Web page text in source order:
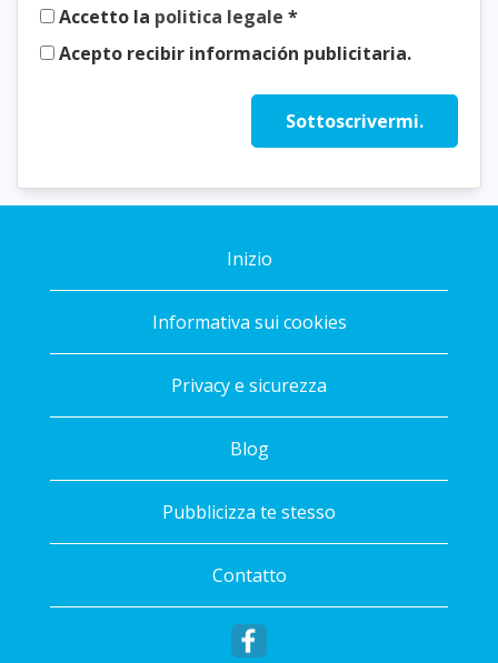
Accetto la politica legale *
Acepto recibir información publicitaria.
Sottoscrivermi.
Inizio
Informativa sui cookies
Privacy e sicurezza
Blog
Pubblicizza te stesso
Contatto